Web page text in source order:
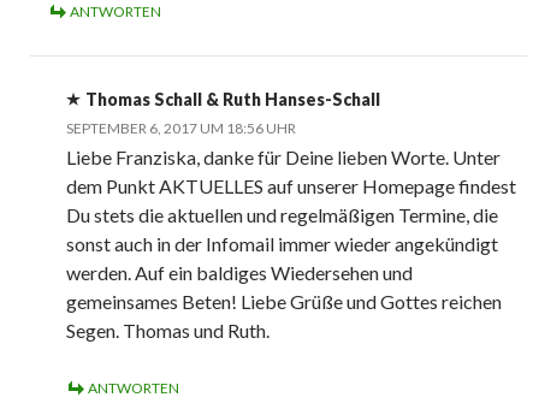
ANTWORTEN
Thomas Schall & Ruth Hanses-Schall
SEPTEMBER 6, 2017 UM 18:56 UHR
Liebe Franziska, danke für Deine lieben Worte. Unter
dem Punkt AKTUELLES auf unserer Homepage findest
Du stets die aktuellen und regelmäßigen Termine, die
sonst auch in der Infomail immer wieder angekündigt
werden. Auf ein baldiges Wiedersehen und
gemeinsames Beten! Liebe Grüße und Gottes reichen
Segen. Thomas und Ruth.
ANTWORTEN